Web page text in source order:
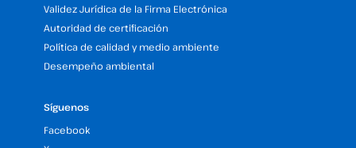
Validez Jurídica de la Firma Electrónica
Autoridad de certificación
Política de calidad y medio ambiente
Desempeño ambiental
Síguenos
Facebook